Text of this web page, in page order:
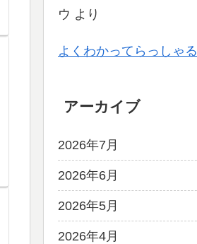
ウ より
よくわかってらっしゃる
アーカイブ
2026年7月
2026年6月
2026年5月
2026年4月